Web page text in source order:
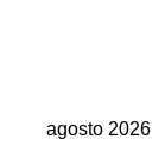
agosto 2026